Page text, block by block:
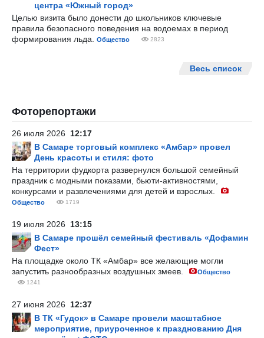
центра «Южный город»
Целью визита было донести до школьников ключевые
правила безопасного поведения на водоемах в период
формирования льда.
Общество 2823
Весь список
Фоторепортажи
26 июля 2026 12:17
В Самаре торговый комплекс «Амбар» провел
День красоты и стиля: фото
На территории фудкорта развернулся большой семейный
праздник с модными показами, бьюти-активностями,
конкурсами и развлечениями для детей и взрослых.
Общество 1719
19 июля 2026 13:15
В Самаре прошёл семейный фестиваль «Дофамин
Фест»
На площадке около ТК «Амбар» все желающие могли
запустить разнообразных воздушных змеев.
Общество
1241
27 июня 2026 12:37
В ТК «Гудок» в Самаре провели масштабное
мероприятие, приуроченное к празднованию Дня